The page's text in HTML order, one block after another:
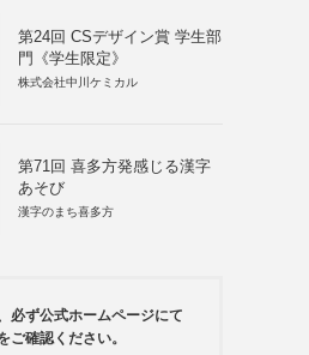
第24回 CSデザイン賞 学生部
門《学生限定》
株式会社中川ケミカル
第71回 喜多方発感じる漢字
あそび
漢字のまち喜多方
必ず公式ホームページにて
ご確認ください。